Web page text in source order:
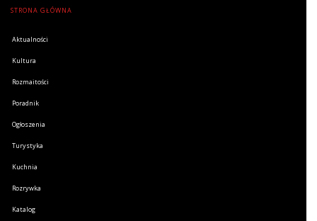
STRONA GŁÓWNA
Aktualności
Kultura
Rozmaitości
Poradnik
Ogłoszenia
Turystyka
Kuchnia
Rozrywka
Katalog